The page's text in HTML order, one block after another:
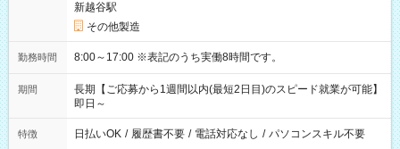
新越谷駅
その他製造
勤務時間 8:00～17:00 ※表記のうち実働8時間です。
期間
長期【ご応募から1週間以内(最短2日目)のスピード就業が可能】
即日～
特徴 日払いOK / 履歴書不要 / 電話対応なし / パソコンスキル不要